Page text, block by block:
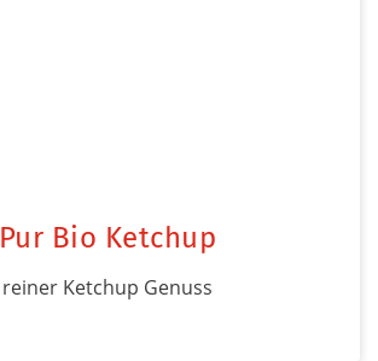
Pur Bio Ketchup
reiner Ketchup Genuss